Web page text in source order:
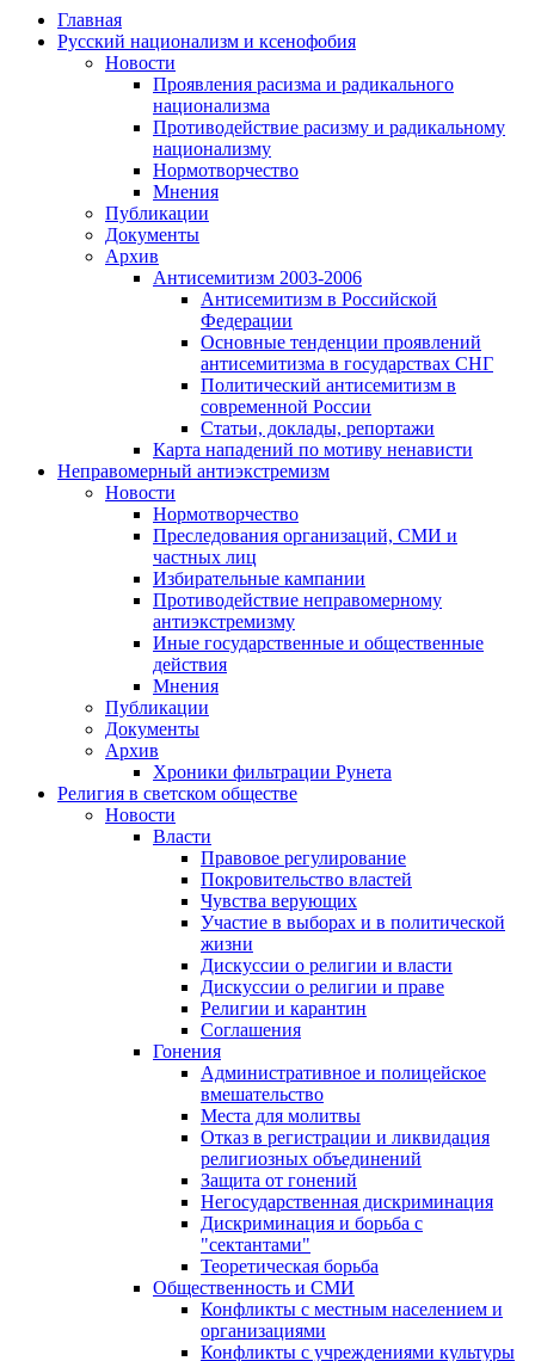
Главная
Русский национализм и ксенофобия
Новости
Проявления расизма и радикального
национализма
Противодействие расизму и радикальному
национализму
Нормотворчество
Мнения
Публикации
Документы
Архив
Антисемитизм 2003-2006
Антисемитизм в Российской
Федерации
Основные тенденции проявлений
антисемитизма в государствах СНГ
Политический антисемитизм в
современной России
Статьи, доклады, репортажи
Карта нападений по мотиву ненависти
Неправомерный антиэкстремизм
Новости
Нормотворчество
Преследования организаций, СМИ и
частных лиц
Избирательные кампании
Противодействие неправомерному
антиэкстремизму
Иные государственные и общественные
действия
Мнения
Публикации
Документы
Архив
Хроники фильтрации Рунета
Религия в светском обществе
Новости
Власти
Правовое регулирование
Покровительство властей
Чувства верующих
Участие в выборах и в политической
жизни
Дискуссии о религии и власти
Дискуссии о религии и праве
Религии и карантин
Соглашения
Гонения
Административное и полицейское
вмешательство
Места для молитвы
Отказ в регистрации и ликвидация
религиозных объединений
Защита от гонений
Негосударственная дискриминация
Дискриминация и борьба с
"сектантами"
Теоретическая борьба
Общественность и СМИ
Конфликты с местным населением и
организациями
Конфликты с учреждениями культуры